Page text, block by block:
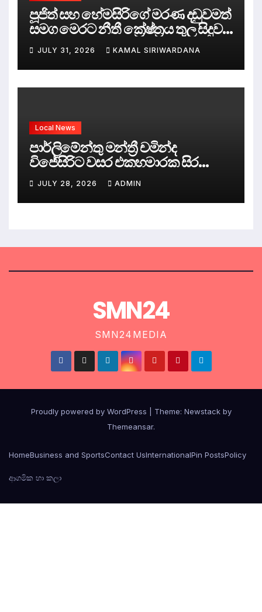
පූජිත් සහ හේමසිරිගේ මරණ දඩුවමත්
සමග මෙරට නීතී ක්‍රේෂ්ත්‍රය තුල සිදුව
ඇත්තේ කුමක්ද ?
JULY 31, 2026 KAMAL SIRIWARDANA
Local News
පාර්ලිමේන්තු මන්ත්‍රී චමින්ද
විජේසිරිට වසර එකහමාරක සිර
දඬුවම්.
JULY 28, 2026 ADMIN
SMN24
SMN24MEDIA
Proudly powered by WordPress Theme: Newstackby
Themeansar.
HomeBusiness and SportsContact UsInternationalPin PostsPolicy
ආගමික හා කලා